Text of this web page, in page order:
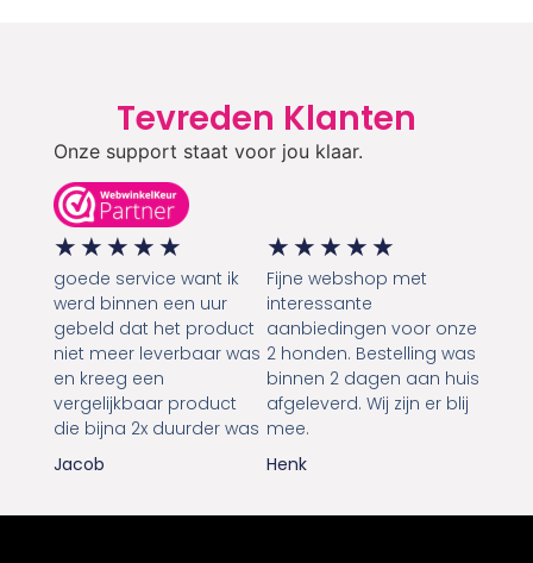
Tevreden Klanten
Onze support staat voor jou klaar.
★ ★ ★ ★ ★
goede service want ik
werd binnen een uur
gebeld dat het product
niet meer leverbaar was
en kreeg een
vergelijkbaar product
die bijna 2x duurder was
Jacob
★ ★ ★ ★ ★
Fijne webshop met
interessante
aanbiedingen voor onze
2 honden. Bestelling was
binnen 2 dagen aan huis
afgeleverd. Wij zijn er blij
mee.
Henk